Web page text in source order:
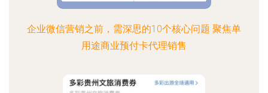
企业微信营销之前，需深思的10个核心问题 聚焦单
用途商业预付卡代理销售